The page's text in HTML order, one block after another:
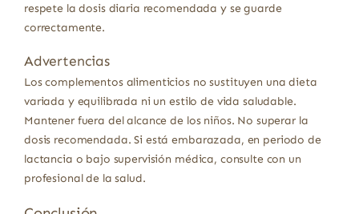
respete la dosis diaria recomendada y se guarde
correctamente.
Advertencias
Los complementos alimenticios no sustituyen una dieta
variada y equilibrada ni un estilo de vida saludable.
Mantener fuera del alcance de los niños. No superar la
dosis recomendada. Si está embarazada, en periodo de
lactancia o bajo supervisión médica, consulte con un
profesional de la salud.